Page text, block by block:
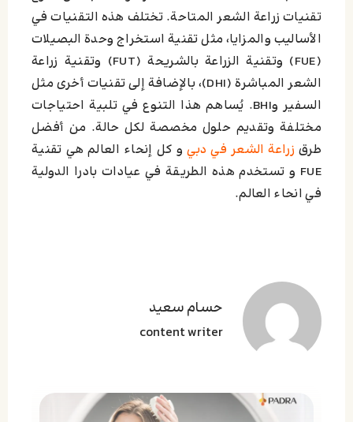
تقنيات زراعة الشعر المتاحة. تختلف هذه التقنيات في
الأساليب والمزايا، مثل تقنية استخراج وحدة البصيلات
(FUE) وتقنية الزراعة بالشريحة (FUT) وتقنية زراعة
الشعر المباشرة (DHI)، بالإضافة إلى تقنيات أخرى مثل
السفير وBHI. يُساهم هذا التنوع في تلبية احتياجات
مختلفة وتقديم حلول مخصصة لكل حالة. من أفضل
طرق زراعة الشعر في دبيو كل إنحاء العالم هي تقنية
FUE و تستخدم هذه الطريقة في عيادات بادرا الدولية
في انحاء العالم.
حسام سعید
content writer